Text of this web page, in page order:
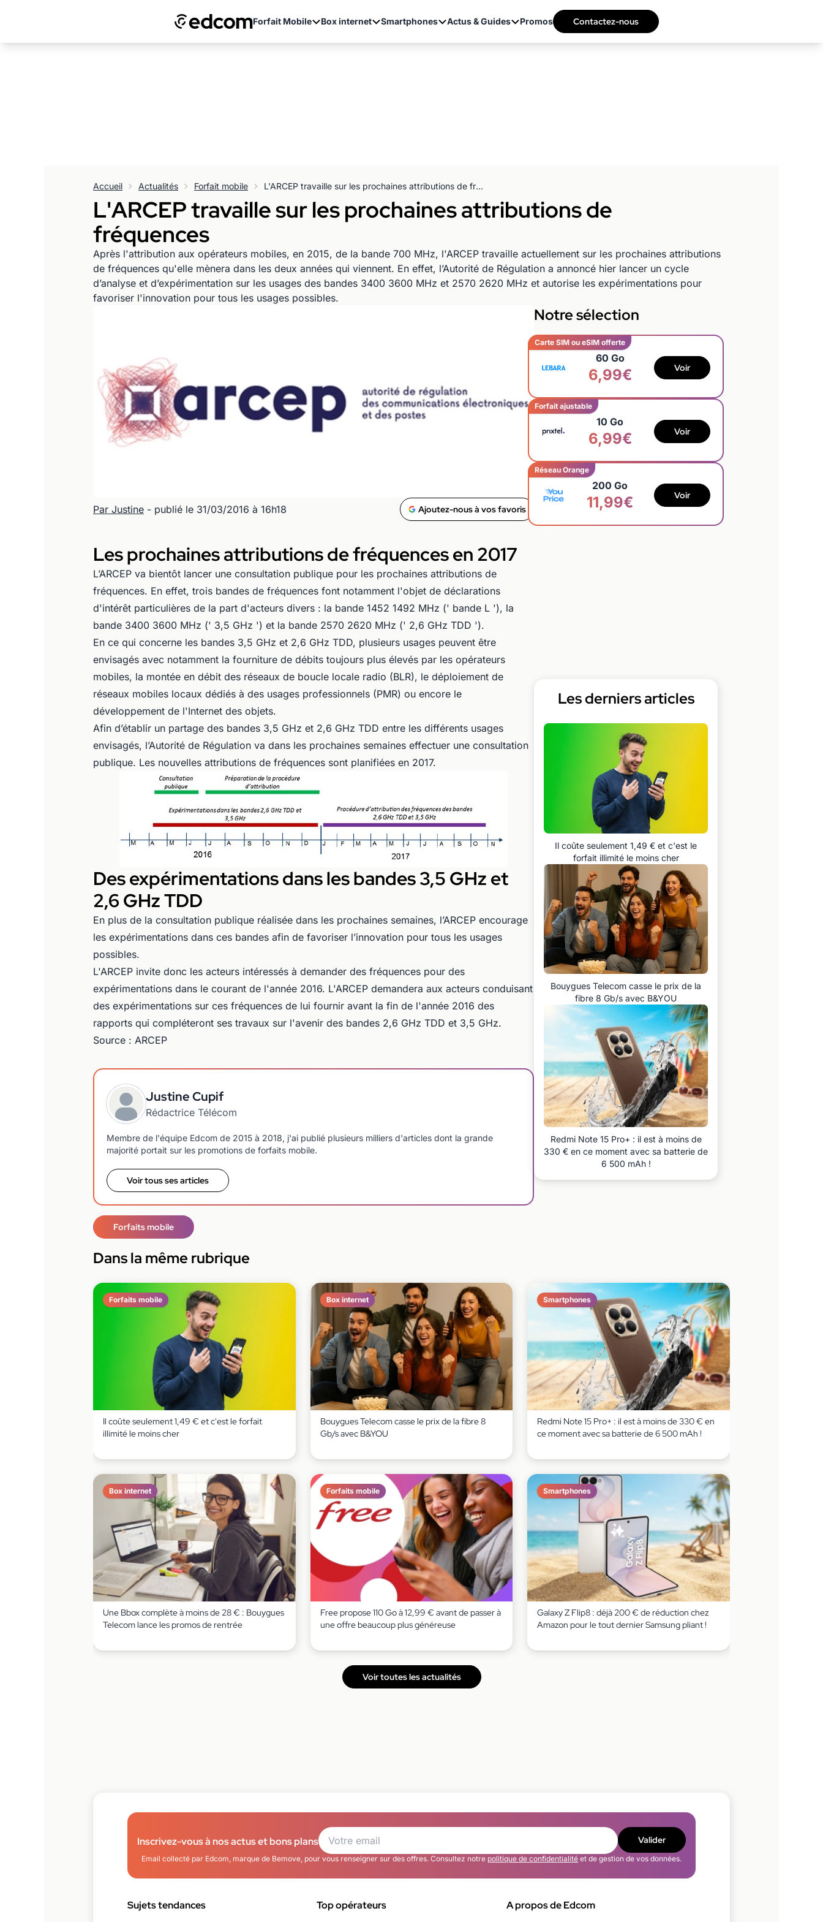
Forfait Mobile Box internet Smartphones Actus & Guides Promos Contactez-nous
Accueil Actualités Forfait mobile L'ARCEP travaille sur les prochaines attributions de fréquences
L'ARCEP travaille sur les prochaines attributions de
fréquences
Après l'attribution aux opérateurs mobiles, en 2015, de la bande 700 MHz, l'ARCEP travaille actuellement sur les prochaines attributions
de fréquences qu'elle mènera dans les deux années qui viennent. En effet, l’Autorité de Régulation a annoncé hier lancer un cycle
d’analyse et d’expérimentation sur les usages des bandes 3400 3600 MHz et 2570 2620 MHz et autorise les expérimentations pour
favoriser l'innovation pour tous les usages possibles.
Par Justine - publié le 31/03/2016 à 16h18 Ajoutez-nous à vos favoris
Les prochaines attributions de fréquences en 2017
L’ARCEP va bientôt lancer une consultation publique pour les prochaines attributions de
fréquences. En effet, trois bandes de fréquences font notamment l'objet de déclarations
d'intérêt particulières de la part d'acteurs divers : la bande 1452 1492 MHz (' bande L '), la
bande 3400 3600 MHz (' 3,5 GHz ') et la bande 2570 2620 MHz (' 2,6 GHz TDD ').
En ce qui concerne les bandes 3,5 GHz et 2,6 GHz TDD, plusieurs usages peuvent être
envisagés avec notamment la fourniture de débits toujours plus élevés par les opérateurs
mobiles, la montée en débit des réseaux de boucle locale radio (BLR), le déploiement de
réseaux mobiles locaux dédiés à des usages professionnels (PMR) ou encore le
développement de l'Internet des objets.
Afin d’établir un partage des bandes 3,5 GHz et 2,6 GHz TDD entre les différents usages
envisagés, l’Autorité de Régulation va dans les prochaines semaines effectuer une consultation
publique. Les nouvelles attributions de fréquences sont planifiées en 2017.
Des expérimentations dans les bandes 3,5 GHz et
2,6 GHz TDD
En plus de la consultation publique réalisée dans les prochaines semaines, l’ARCEP encourage
les expérimentations dans ces bandes afin de favoriser l’innovation pour tous les usages
possibles.
L'ARCEP invite donc les acteurs intéressés à demander des fréquences pour des
expérimentations dans le courant de l'année 2016. L'ARCEP demandera aux acteurs conduisant
des expérimentations sur ces fréquences de lui fournir avant la fin de l'année 2016 des
rapports qui compléteront ses travaux sur l'avenir des bandes 2,6 GHz TDD et 3,5 GHz.
Source : ARCEP
Justine Cupif
Rédactrice Télécom
Membre de l'équipe Edcom de 2015 à 2018, j'ai publié plusieurs milliers d'articles dont la grande
majorité portait sur les promotions de forfaits mobile.
Voir tous ses articles
Forfaits mobile
Notre sélection
Carte SIM ou eSIM offerte
60 Go
6,99€ Voir
Forfait ajustable
10 Go
6,99€ Voir
Réseau Orange
200 Go
11,99€ Voir
Les derniers articles
Il coûte seulement 1,49 € et c'est le
forfait illimité le moins cher
Bouygues Telecom casse le prix de la
fibre 8 Gb/s avec B&YOU
Redmi Note 15 Pro+ : il est à moins de
330 € en ce moment avec sa batterie de
6 500 mAh !
Dans la même rubrique
Forfaits mobile
Il coûte seulement 1,49 € et c'est le forfait
illimité le moins cher
Box internet
Bouygues Telecom casse le prix de la fibre 8
Gb/s avec B&YOU
Smartphones
Redmi Note 15 Pro+ : il est à moins de 330 € en
ce moment avec sa batterie de 6 500 mAh !
Box internet
Une Bbox complète à moins de 28 € : Bouygues
Telecom lance les promos de rentrée
Forfaits mobile
Free propose 110 Go à 12,99 € avant de passer à
une offre beaucoup plus généreuse
Smartphones
Galaxy Z Flip8 : déjà 200 € de réduction chez
Amazon pour le tout dernier Samsung pliant !
Voir toutes les actualités
Inscrivez-vous à nos actus et bons plans Valider
Email collecté par Edcom, marque de Bemove, pour vous renseigner sur des offres. Consultez notre politique de confidentialité et de gestion de vos données.
Sujets tendances Top opérateurs A propos de Edcom